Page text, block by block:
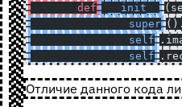
	def
__init__
		super
().
		self
		self
Отличие данного кода